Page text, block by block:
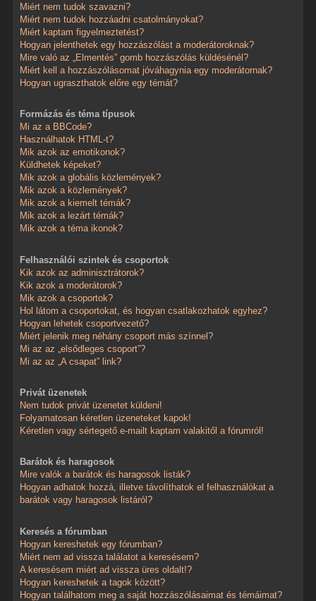
Miért nem tudok szavazni?
Miért nem tudok hozzáadni csatolmányokat?
Miért kaptam figyelmeztetést?
Hogyan jelenthetek egy hozzászólást a moderátoroknak?
Mire való az „Elmentés” gomb hozzászólás küldésénél?
Miért kell a hozzászólásomat jóváhagynia egy moderátornak?
Hogyan ugraszthatok előre egy témát?
Formázás és téma típusok
Mi az a BBCode?
Használhatok HTML-t?
Mik azok az emotikonok?
Küldhetek képeket?
Mik azok a globális közlemények?
Mik azok a közlemények?
Mik azok a kiemelt témák?
Mik azok a lezárt témák?
Mik azok a téma ikonok?
Felhasználói szintek és csoportok
Kik azok az adminisztrátorok?
Kik azok a moderátorok?
Mik azok a csoportok?
Hol látom a csoportokat, és hogyan csatlakozhatok egyhez?
Hogyan lehetek csoportvezető?
Miért jelenik meg néhány csoport más színnel?
Mi az az „elsődleges csoport”?
Mi az az „A csapat” link?
Privát üzenetek
Nem tudok privát üzenetet küldeni!
Folyamatosan kéretlen üzeneteket kapok!
Kéretlen vagy sértegető e-mailt kaptam valakitől a fórumról!
Barátok és haragosok
Mire valók a barátok és haragosok listák?
Hogyan adhatok hozzá, illetve távolíthatok el felhasználókat a
barátok vagy haragosok listáról?
Keresés a fórumban
Hogyan kereshetek egy fórumban?
Miért nem ad vissza találatot a keresésem?
A keresésem miért ad vissza üres oldalt!?
Hogyan kereshetek a tagok között?
Hogyan találhatom meg a saját hozzászólásaimat és témáimat?